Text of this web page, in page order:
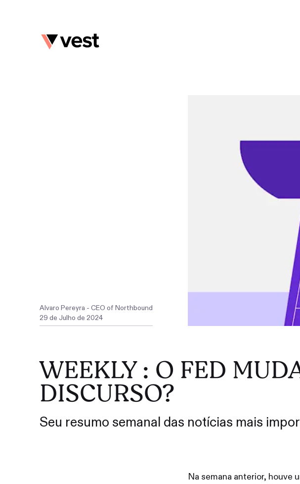
WEEKLY : O FED
DISCURSO?
Seu resumo semanal das notícias mais
Alvaro Pereyra - CEO of Northbound
29 de Julho de 2024
Na semana anterior, houve